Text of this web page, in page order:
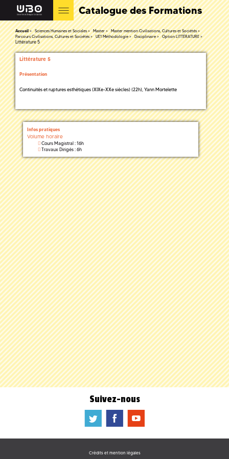
Catalogue des Formations
Accueil Sciences Humaines et Sociales Master
Master mention Civilisations, Cultures et Sociétés
Parcours Civilisations, Cultures et Sociétés
UE1 Méthodologie Disciplinaire Option LITTÉRATURE
Littérature 5
Littérature 5
Présentation
Continuités et ruptures esthétiques (XIXe-XXe siècles) (22h), Yann Mortelette
Infos pratiques
Volume horaire
Cours Magistral : 16h
Travaux Dirigés : 6h
Suivez-nous
a b f
Crédits et mention légales